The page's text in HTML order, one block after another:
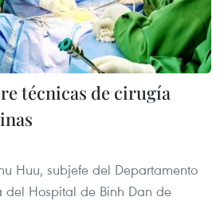
técnicas de cirugía
Huu, subjefe del Departamento
del Hospital de Binh Dan de